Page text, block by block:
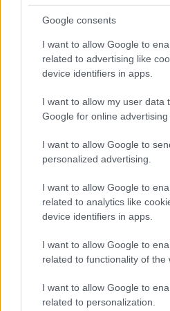
Google consents
I want to allow Google to
related to advertising like
device identifiers in apps.
I want to allow my user data
Google for online advertising
I want to allow Google to
personalized advertising.
I want to allow Google to
related to analytics like
device identifiers in apps.
I want to allow Google to
related to functionality of the
I want to allow Google to
related to personalization.
Summa Theologiae
E műfaj napjainkig
példája Szent TamásSumma
háromrészes összefoglaló
Santa Sabrina konvent
kezdett el írni, 1265 után.
hogy Tamás elmélyült
Gyakran imádkozott a
lelkekért, és az ő
állapotban beszélgetett.
dolgokról, szabadon